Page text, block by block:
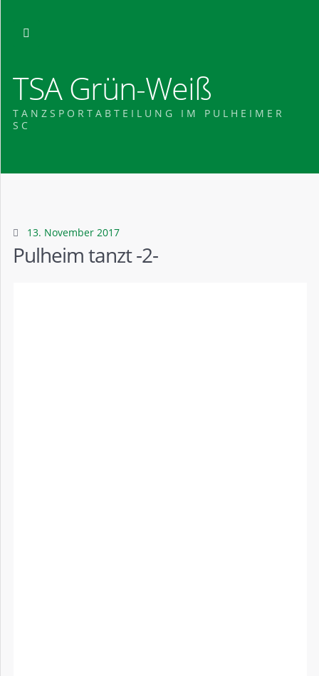
TSA Grün-Weiß
TANZSPORTABTEILUNG IM PULHEIMER
SC
13. November 2017
Pulheim tanzt -2-